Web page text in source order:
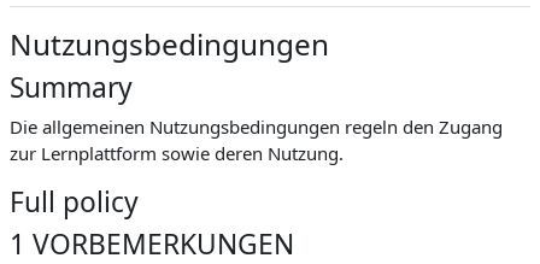
Nutzungsbedingungen
Summary
Die allgemeinen Nutzungsbedingungen regeln den Zugang
zur Lernplattform sowie deren Nutzung.
Full policy
1 VORBEMERKUNGEN